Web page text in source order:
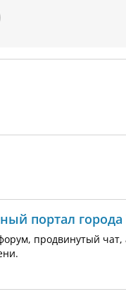
портал
продвинутый